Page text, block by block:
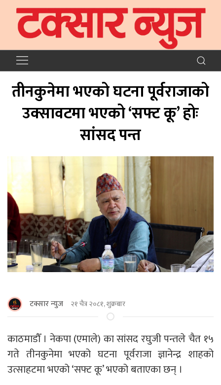
तीनकुनेमा भएको घटना पूर्वराजाको
उक्सावटमा भएको ‘सफ्ट कू’ होः
सांसद पन्त
टक्सार न्युज २१ चैत्र २०८१, शुक्रबार
काठमाडाैँ । नेकपा (एमाले) का सांसद रघुजी पन्तले चैत १५
गते तीनकुनेमा भएको घटना पूर्वराजा ज्ञानेन्द्र शाहको
उत्साहटमा भएको ‘सफ्ट कू’ भएको बताएका छन् ।